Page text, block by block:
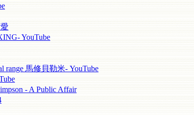
YouTube
range 馬修貝勒米- YouTube
- A Public Affair